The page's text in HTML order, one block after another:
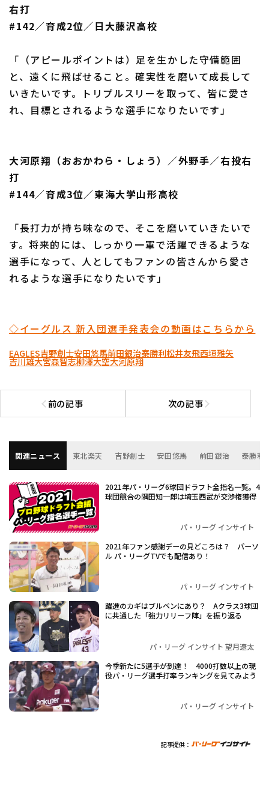
右打
#142／育成2位／日大藤沢高校
「（アピールポイントは）足を生かした守備範囲
と、遠くに飛ばせること。確実性を磨いて成長して
いきたいです。トリプルスリーを取って、皆に愛さ
れ、目標とされるような選手になりたいです」
大河原翔（おおかわら・しょう）／外野手／右投右
打
#144／育成3位／東海大学山形高校
「長打力が持ち味なので、そこを磨いていきたいで
す。将来的には、しっかり一軍で活躍できるような
選手になって、人としてもファンの皆さんから愛さ
れるような選手になりたいです」
◇イーグルス 新入団選手発表会の動画はこちらから
EAGLES吉野創士安田悠馬前田銀治泰勝利松井友飛西垣雅矢
吉川雄大宮森智志柳澤大空大河原翔
前の記事
前の記事へ 次の記事次の記事へ
関連ニュース 東北楽天 吉野創士 安田悠馬 前田銀治 泰勝利
2021年パ・リーグ6球団ドラフト全指名一覧。4
球団競合の隅田知一郎は埼玉西武が交渉権獲得
パ・リーグ インサイト
2021年ファン感謝デーの見どころは？ パーソ
ル パ・リーグTVでも配信あり！
パ・リーグ インサイト
躍進のカギはブルペンにあり？ Aクラス3球団
に共通した「強力リリーフ陣」を振り返る
パ・リーグ インサイト 望月遼太
今季新たに5選手が到達！ 4000打数以上の現
役パ・リーグ選手打率ランキングを見てみよう
パ・リーグ インサイト
記事提供：